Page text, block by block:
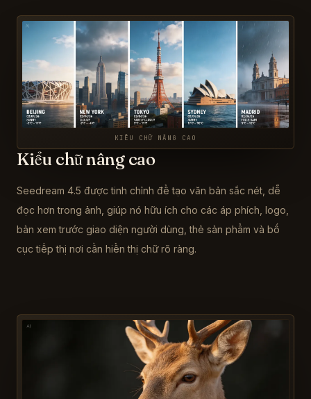
KIỂU CHỮ NÂNG CAO
Kiểu chữ nâng cao
Seedream 4.5 được tinh chỉnh để tạo văn bản sắc nét, dễ
đọc hơn trong ảnh, giúp nó hữu ích cho các áp phích, logo,
bản xem trước giao diện người dùng, thẻ sản phẩm và bố
cục tiếp thị nơi cần hiển thị chữ rõ ràng.